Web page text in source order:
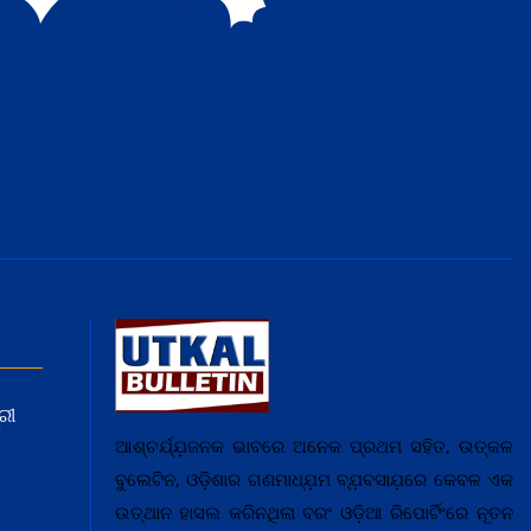
ଆଶ୍ଚର୍ଯ୍ଯ଼ଜନକ ଭାବରେ ଅନେକ ପ୍ରଥମ ସହିତ, ଉତ୍କଳ
ବୁଲେଟିନ, ଓଡ଼ିଶାର ଗଣମାଧ୍ଯ଼ମ ବ୍ଯ଼ବସାଯ଼ରେ କେବଳ ଏକ
ଉତ୍ଥାନ ହାସଲ କରିନଥିଲା ବରଂ ଓଡ଼ିଆ ରିପୋର୍ଟିଂରେ ନୂତନ